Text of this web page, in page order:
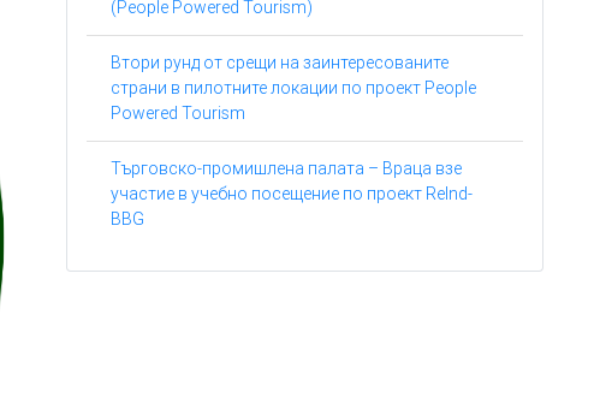
(People Powered Tourism)
Втори рунд от срещи на заинтересованите
страни в пилотните локации по проект People
Powered Tourism
Търговско-промишлена палата – Враца взе
участие в учебно посещение по проект ReInd-
BBG